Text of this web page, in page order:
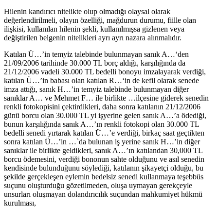
Hilenin kandırıcı nitelikte olup olmadığı olaysal olarak
değerlendirilmeli, olayın özelliği, mağdurun durumu, fiille olan
ilişkisi, kullanılan hilenin şekli, kullanılmışsa gizlenen veya
değiştirilen belgenin nitelikleri ayrı ayrı nazara alınmalıdır.
Katılan Ü…’in temyiz talebinde bulunmayan sanık A…‘den
21/09/2006 tarihinde 30.000 TL borç aldığı, karşılığında da
21/12/2006 vadeli 30.000 TL bedelli bonoyu imzalayarak verdiği,
katılan Ü…’in babası olan katılan R…‘in de kefil olarak senede
imza attığı, sanık H…’in temyiz talebinde bulunmayan diğer
sanıklar A… ve Mehmet F… ile birlikte …ilçesine giderek senedin
renkli fotokopisini çektirdikleri, daha sonra katılanın 21/12/2006
günü borcu olan 30.000 TL yi işyerine gelen sanık A…’a ödediği,
bunun karşılığında sanık A…’ın renkli fotokopi olan 30.000 TL
bedelli senedi yırtarak katılan Ü…’e verdiği, birkaç saat geçtikten
sonra katılan Ü…’in …`da bulunan iş yerine sanık H…’in diğer
sanıklar ile birlikte geldikleri, sanık A…’ın katılandan 30,000 TL
borcu ödemesini, verdiği bononun sahte olduğunu ve asıl senedin
kendisinde bulunduğunu söylediği, katılanın şikayetçi olduğu, bu
şekilde gerçekleşen eylemin bedelsiz senedi kullanmaya teşebbüs
suçunu oluşturduğu gözetilmeden, oluşa uymayan gerekçeyle
unsurları oluşmayan dolandırıcılık suçundan mahkumiyet hükmü
kurulması,